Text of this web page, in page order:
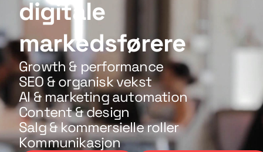
digitale
markedsførere
Growth & performance
SEO & organisk vekst
AI & marketing automation
Content & design
Salg & kommersielle roller
Kommunikasjon